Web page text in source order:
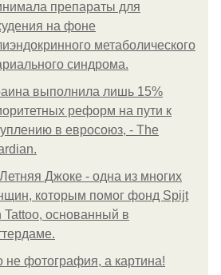
препараты для
на фоне
метаболического
синдрома.
выполнила лишь 15%
реформ на пути к
в евросоюз, - The
Джоке - одна из многих
которым помог фонд Spijt
Tattoo, основанный в
не фотография, а картина!